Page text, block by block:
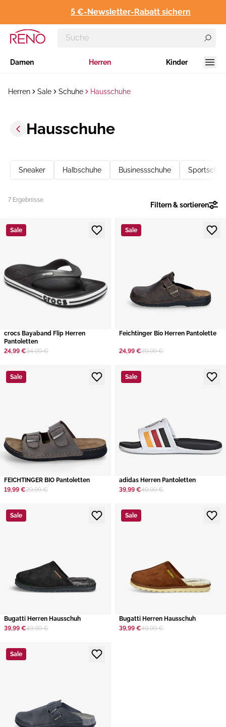
5 €-Newsletter-Rabatt sichern
Damen Herren Kinder
Herren Sale Schuhe Hausschuhe
Hausschuhe
Sneaker Halbschuhe Businessschuhe
Filtern & sortieren
7 Ergebnisse
Sale
crocs Bayaband Flip Herren
Pantoletten
24,99 €34,99 €
Sale
​Feichtinger Bio Herren Pantolette
24,99 €29,99 €
Sale
FEICHTINGER BIO Pantoletten
19,99 €29,99 €
Sale
adidas Herren Pantoletten
39,99 €49,99 €
Sale
​Bugatti Herren Hausschuh
39,99 €49,99 €
Sale
​Bugatti Herren Hausschuh
39,99 €49,99 €
Sale